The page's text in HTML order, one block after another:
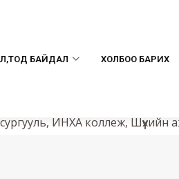
БАЙДАЛ ХОЛБОО БАРИХ
ИНХА коллеж, Шүүхийн